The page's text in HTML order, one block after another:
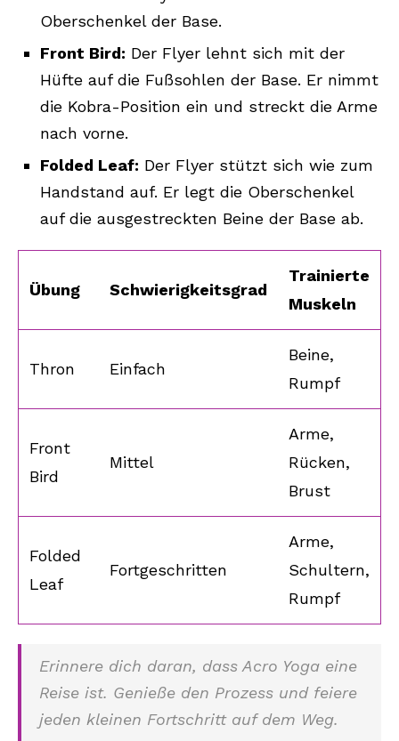
Oberschenkel der Base.
Front Bird: Der Flyer lehnt sich mit der
Hüfte auf die Fußsohlen der Base. Er nimmt
die Kobra-Position ein und streckt die Arme
nach vorne.
Folded Leaf: Der Flyer stützt sich wie zum
Handstand auf. Er legt die Oberschenkel
auf die ausgestreckten Beine der Base ab.
Übung Schwierigkeitsgrad
Trainierte
Muskeln
Thron Einfach
Beine,
Rumpf
Front
Bird
Mittel
Arme,
Rücken,
Brust
Folded
Leaf
Fortgeschritten
Arme,
Schultern,
Rumpf
Erinnere dich daran, dass Acro Yoga eine
Reise ist. Genieße den Prozess und feiere
jeden kleinen Fortschritt auf dem Weg.